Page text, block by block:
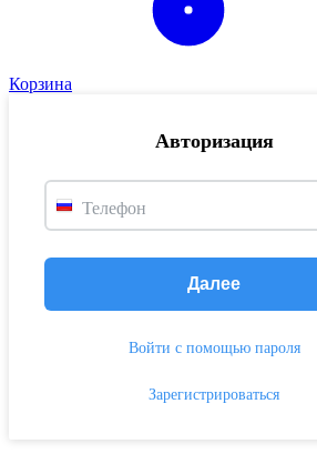
Корзина
Авторизация
Телефон
Далее
Войти с помощью пароля
Зарегистрироваться